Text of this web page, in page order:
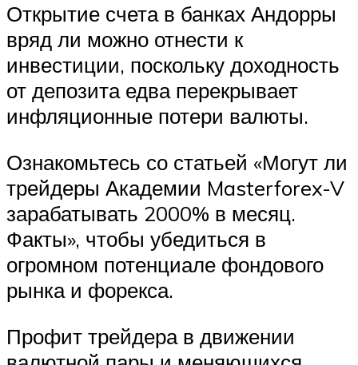
Открытие счета в банках Андорры
вряд ли можно отнести к
инвестиции, поскольку доходность
от депозита едва перекрывает
инфляционные потери валюты.
Ознакомьтесь со статьей «Могут ли
трейдеры Академии Masterforex-V
зарабатывать 2000% в месяц.
Факты», чтобы убедиться в
огромном потенциале фондового
рынка и форекса.
Профит трейдера в движении